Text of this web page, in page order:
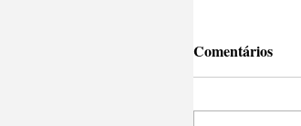
Comentários